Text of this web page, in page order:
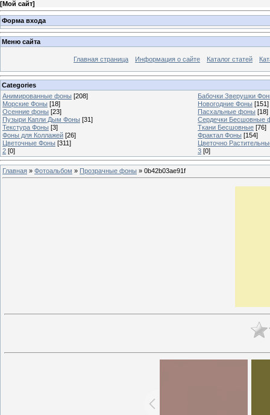
[Мой сайт]
Форма входа
Меню сайта
Главная страница Информация о сайте Каталог статей
Categories
Анимированные фоны [208]
Бабочки Зверушки
Морские Фоны [18] Новогодние Фоны [151]
Осенние фоны [23] Пасхальные фоны [18]
Пузыри Капли Дым Фоны [31]
Сердечки Бесшовные
Текстура Фоны [3] Ткани Бесшовные [76]
Фоны для Коллажей [26] Фрактал Фоны [154]
Цветочные Фоны [311]
Цветочно
2 [0] 3 [0]
Главная » Фотоальбом » Прозрачные фоны » 0b42b03ae91f